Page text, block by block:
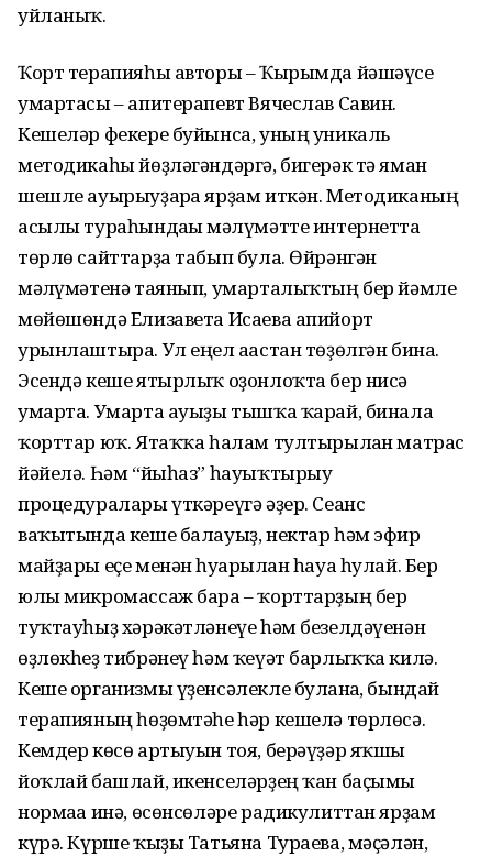
уйланыҡ.
Ҡорт терапияһы авторы – Ҡырымда йәшәүсе
умартасы – апитерапевт Вячеслав Савин.
Кешеләр фекере буйынса, уның уникаль
методикаһы йөҙләгәндәргә, бигерәк тә яман
шешле ауырыуҙарға ярҙам иткән. Методиканың
асылы тураһындағы мәғлүмәтте интернетта
төрлө сайттарҙа табып була. Өйрәнгән
мәғлүмәтенә таянып, умарталыҡтың бер йәмле
мөйөшөндә Елизавета Исаева апийорт
урынлаштыра. Ул еңел ағастан төҙөлгән бина.
Эсендә кеше ятырлыҡ оҙонлоҡта бер нисә
умарта. Умарта ауыҙы тышҡа ҡарай, бинала
ҡорттар юҡ. Ятаҡҡа һалам тултырылған матрас
йәйелә. Һәм “йыһаз” һауыҡтырыу
процедуралары үткәреүгә әҙер. Сеанс
ваҡытында кеше балауыҙ, нектар һәм эфир
майҙары еҫе менән һуғарылған һауа һулай. Бер
юлы микромассаж бара – ҡорттарҙың бер
туҡтауһыҙ хәрәкәтләнеүе һәм безелдәүенән
өҙлөкһеҙ тибрәнеү һәм ҡеүәт барлыҡҡа килә.
Кеше организмы үҙенсәлекле булғанға, бындай
терапияның һөҙөмтәһе һәр кешелә төрлөсә.
Кемдер көсө артыуын тоя, берәүҙәр яҡшы
йоҡлай башлай, икенселәрҙең ҡан баҫымы
нормаға инә, өсөнсөләре радикулиттан ярҙам
күрә. Күрше ҡыҙы Татьяна Тураева, мәҫәлән,